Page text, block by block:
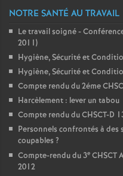
NOTRE SANTÉ AU TRAVAIL
Le travail soigné -
2011)
Hygiène, Sécurité et
Hygiène, Sécurité et
Compte rendu du 2éme
Harcèlement : lever un tabou
Compte rendu du CHSCT-D
Personnels confrontés à
coupables ?
Compte-rendu du 3e CHSCT
2012